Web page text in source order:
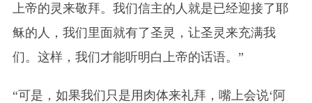
上帝的灵来敬拜。我们信主的人就是已经迎接了耶
稣的人，我们里面就有了圣灵，让圣灵来充满我
们。这样，我们才能听明白上帝的话语。”
“可是，如果我们只是用肉体来礼拜，嘴上会说‘阿